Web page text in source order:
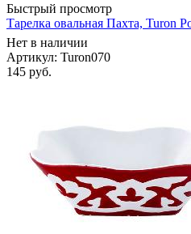
Быстрый просмотр
Тарелка овальная Пахта, Turon
Нет в наличии
Артикул: Turon070
145 руб.